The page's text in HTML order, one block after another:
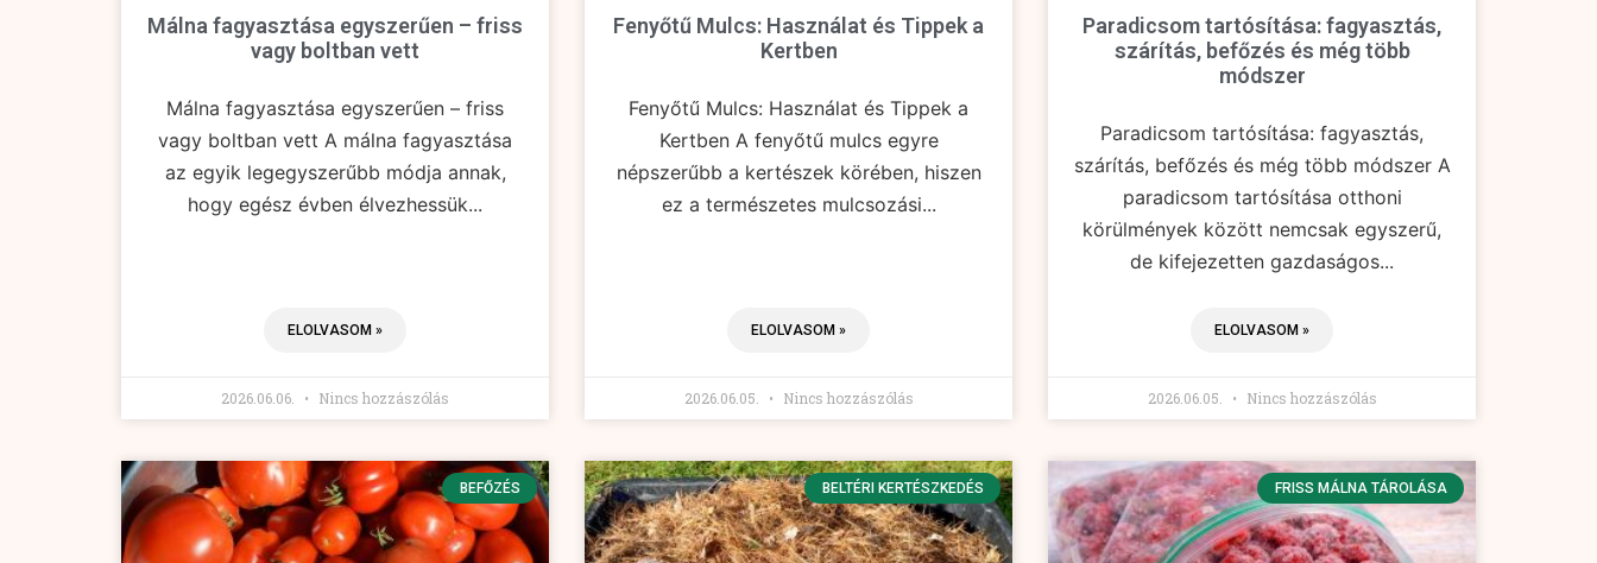
Málna fagyasztása egyszerűen – friss
vagy boltban vett
Málna fagyasztása egyszerűen – friss
vagy boltban vett A málna fagyasztása
az egyik legegyszerűbb módja annak,
hogy egész évben élvezhessük...
ELOLVASOM »
2026.06.06. Nincs hozzászólás
Fenyőtű Mulcs: Használat és Tippek a
Kertben
Fenyőtű Mulcs: Használat és Tippek a
Kertben A fenyőtű mulcs egyre
népszerűbb a kertészek körében, hiszen
ez a természetes mulcsozási...
ELOLVASOM »
2026.06.05. Nincs hozzászólás
Paradicsom tartósítása: fagyasztás,
szárítás, befőzés és még több
módszer
Paradicsom tartósítása: fagyasztás,
szárítás, befőzés és még több módszer A
paradicsom tartósítása otthoni
körülmények között nemcsak egyszerű,
de kifejezetten gazdaságos...
ELOLVASOM »
2026.06.05. Nincs hozzászólás
BEFŐZÉS BELTÉRI KERTÉSZKEDÉS FRISS MÁLNA TÁROLÁSA